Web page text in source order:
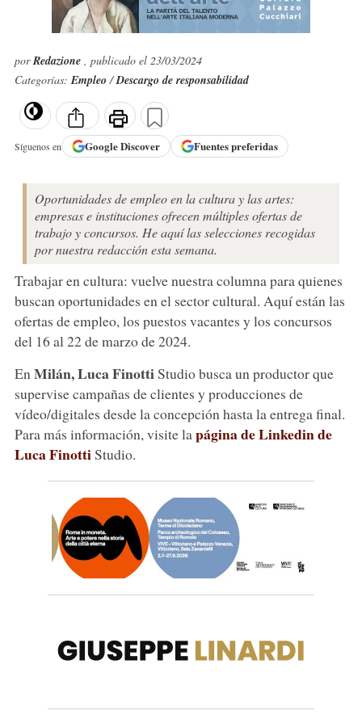
porRedazione , publicado el 23/03/2024
Categorías:Empleo/Descargo de responsabilidad
Síguenos en GoogleDiscover Fuentes preferidas
Oportunidades de empleo en la cultura y las artes:
empresas e instituciones ofrecen múltiples ofertas de
trabajo y concursos. He aquí las selecciones recogidas
por nuestra redacción esta semana.
Trabajar en cultura: vuelve nuestra columna para quienes
buscan oportunidades en el sector cultural. Aquí están las
ofertas de empleo, los puestos vacantes y los concursos
del 16 al 22 de marzo de 2024.
En Milán,LucaFinottiStudio busca un productor que
supervise campañas de clientes y producciones de
vídeo/digitales desde la concepción hasta la entrega final.
Para más información, visite la página de Linkedin de
Luca FinottiStudio.